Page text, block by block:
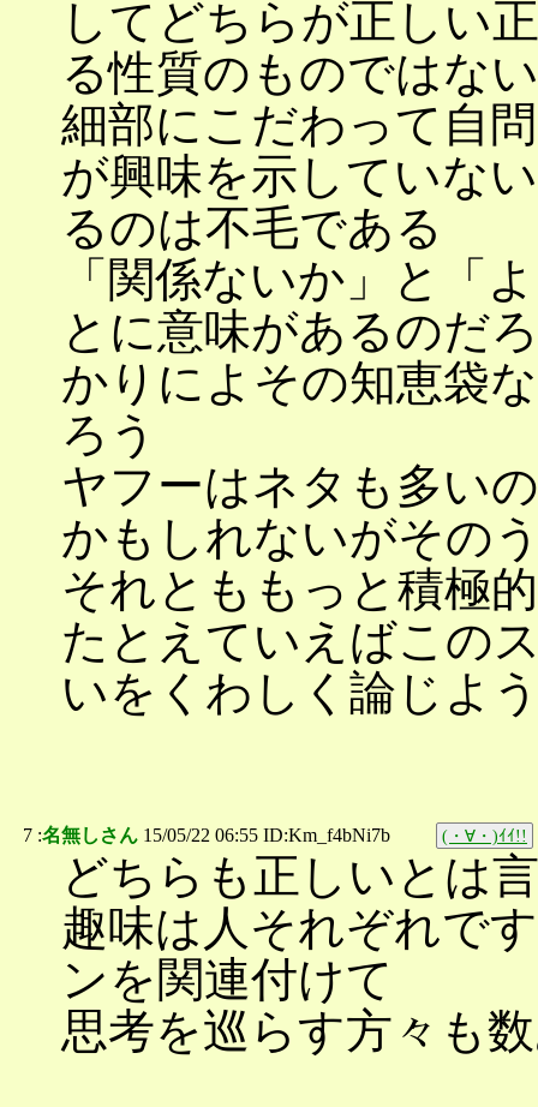
してどちらが正しい
る性質のものではな
細部にこだわって自
が興味を示していな
るのは不毛である
「関係ないか」と「
とに意味があるのだ
かりによその知恵袋
ろう
ヤフーはネタも多い
かもしれないがその
それとももっと積極
たとえていえばこの
いをくわしく論じよ
7 :名無しさん 15/05/22 06:55 ID:Km_f4bNi7b (・∀・)ｲｲ!!
どちらも正しいとは
趣味は人それぞれで
ンを関連付けて
思考を巡らす方々も